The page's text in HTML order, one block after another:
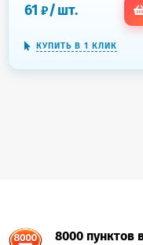
61 ₽/шт.
КУПИТЬ В 1 КЛИК
8000 пунктов